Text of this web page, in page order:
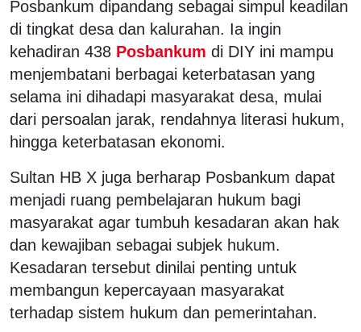
Posbankum dipandang sebagai simpul keadilan
di tingkat desa dan kalurahan. Ia ingin
kehadiran 438 Posbankum di DIY ini mampu
menjembatani berbagai keterbatasan yang
selama ini dihadapi masyarakat desa, mulai
dari persoalan jarak, rendahnya literasi hukum,
hingga keterbatasan ekonomi.
Sultan HB X juga berharap Posbankum dapat
menjadi ruang pembelajaran hukum bagi
masyarakat agar tumbuh kesadaran akan hak
dan kewajiban sebagai subjek hukum.
Kesadaran tersebut dinilai penting untuk
membangun kepercayaan masyarakat
terhadap sistem hukum dan pemerintahan.